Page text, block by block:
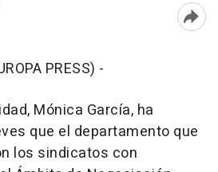
PRESS) -
Mónica García, ha
que el departamento que
los sindicatos con